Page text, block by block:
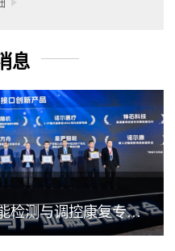
息
2026中国康复医学会脑功能检测与调控康复专业委员会学术年会丨脑客中国：脑机接口——EEG驱动TMS闭环调控工作坊